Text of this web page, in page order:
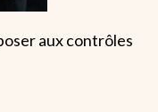
aux contrôles